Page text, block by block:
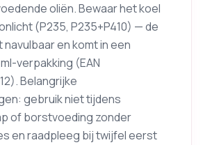
oliën. Bewaar het koel
(P235, P235+P410) — de
en komt in een
verpakking (EAN
Belangrijke
gebruik niet tijdens
of borstvoeding zonder
en raadpleeg bij twijfel eerst